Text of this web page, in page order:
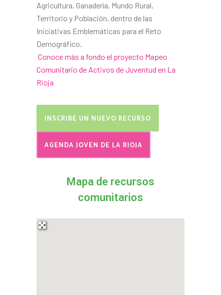
Agricultura, Ganadería, Mundo Rural,
Territorio y Población, dentro de las
Iniciativas Emblemáticas para el Reto
Demográfico.
Conoce más a fondo el proyecto Mapeo
Comunitario de Activos de Juventud en La
Rioja
INSCRIBE UN NUEVO RECURSO
AGENDA JOVEN DE LA RIOJA
Mapa de recursos
comunitarios